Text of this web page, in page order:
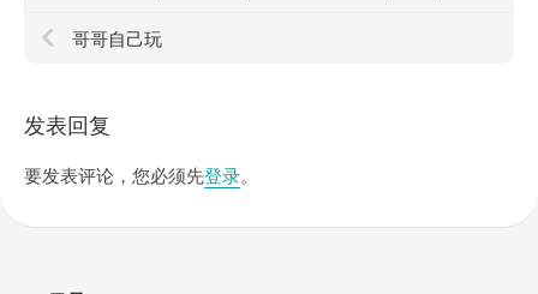
哥哥自己玩
发表回复
要发表评论，您必须先登录。